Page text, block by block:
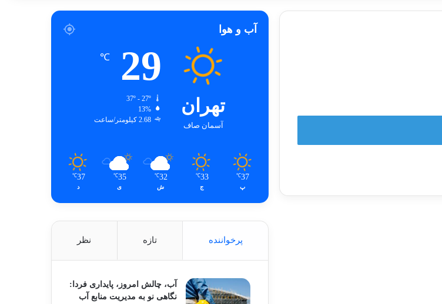
آب و هوا
تهران
آسمان صاف
29
℃
13%
2.68 کیلومتر/ساعت
37
℃
پ
33
℃
ج
32
℃
ش
35
℃
ی
37
℃
د
پرخواننده تازه نظر
آب، چالش امروز، پایداری فردا:
نگاهی نو به مدیریت منابع آب